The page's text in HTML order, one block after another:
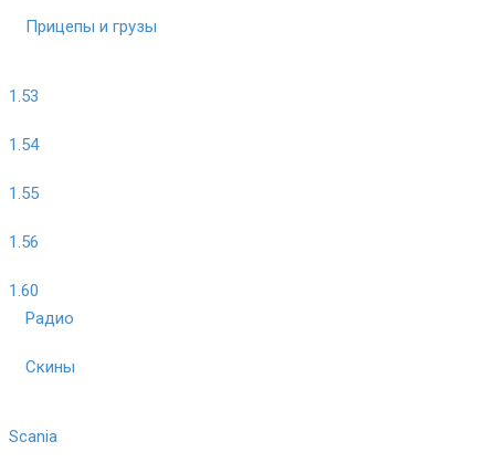
Прицепы и грузы
1.53
1.54
1.55
1.56
1.60
Радио
Скины
Scania